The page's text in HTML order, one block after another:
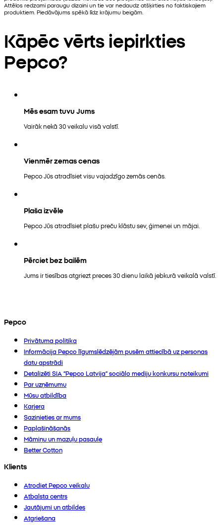
Attēlos redzami paraugu dizaini un tie var nedaudz atšķirties no faktiskajiem
produktiem. Piedāvājums spēkā līdz krājumu beigām.
Kāpēc vērts iepirkties
Pepco?
Mēs esam tuvu Jums
Vairāk nekā 30 veikalu visā valstī.
Vienmēr zemas cenas
Pepco Jūs atradīsiet visu vajadzīgo zemās cenās.
Plaša izvēle
Pepco Jūs atradīsiet plašu preču klāstu sev, ģimenei un mājai.
Pērciet bez bailēm
Jums ir tiesības atgriezt preces 30 dienu laikā jebkurā veikalā valstī.
Pepco
Privātuma politika
Informācija Pepco līgumslēdzējām pusēm attiecībā uz personas
datu apstrādi
Detalizēti SIA “Pepco Latvija” sociālo mediju konkursu noteikumi
Par uzņēmumu
Mūsu atbildība
Karjera
Sazinieties ar mums
Paplašināšanās
Māmiņu un mazuļu pasaule
Better Cotton
Klients
Atrodiet Pepco veikalu
Atbalsta centrs
Jautājumi un atbildes
Atgriešana